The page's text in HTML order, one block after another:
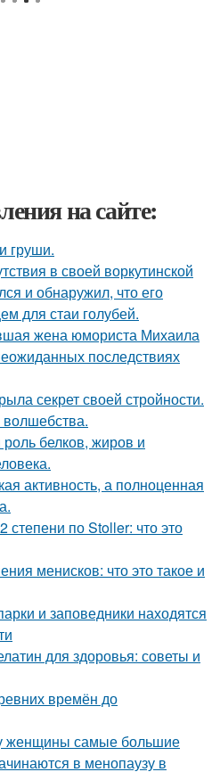
на сайте:
груши.
в своей воркутинской
и обнаружил, что его
для стаи голубей.
жена юмориста Михаила
последствиях
секрет своей стройности.
белков, жиров и
активность, а полноценная
по Stoller: что это
менисков: что это такое и
и заповедники находятся
для здоровья: советы и
времён до
женщины самые большие
в менопаузу в